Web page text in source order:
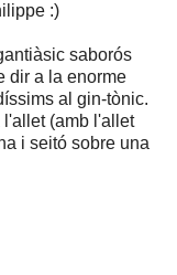
:)
saborós
dir a la enorme
al gin-tònic.
l'allet (amb l'allet
i seitó sobre una